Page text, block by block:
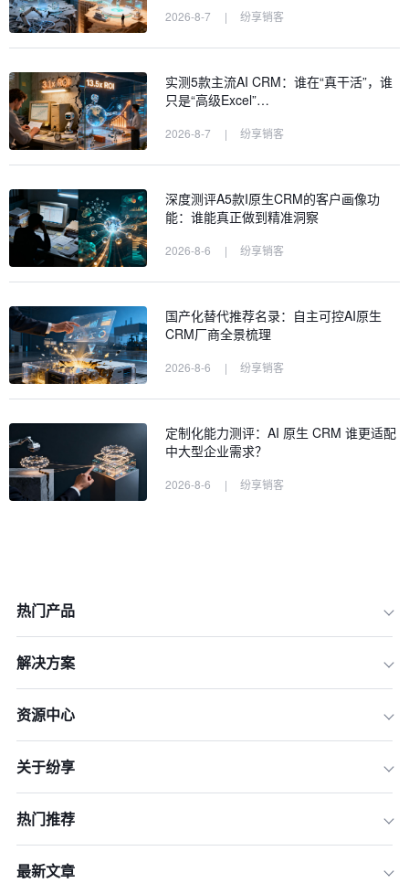
2026-8-7 | 纷享销客
实测5款主流AI CRM：谁在“真干活”，谁
只是“高级Excel”…
2026-8-7 | 纷享销客
深度测评A5款I原生CRM的客户画像功
能：谁能真正做到精准洞察
2026-8-6 | 纷享销客
国产化替代推荐名录：自主可控AI原生
CRM厂商全景梳理
2026-8-6 | 纷享销客
定制化能力测评：AI 原生 CRM 谁更适配
中大型企业需求？
2026-8-6 | 纷享销客
热门产品
解决方案
资源中心
关于纷享
热门推荐
最新文章